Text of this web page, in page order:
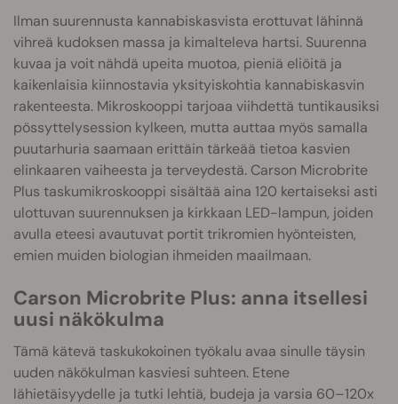
Ilman suurennusta kannabiskasvista erottuvat lähinnä
vihreä kudoksen massa ja kimalteleva hartsi. Suurenna
kuvaa ja voit nähdä upeita muotoa, pieniä eliöitä ja
kaikenlaisia kiinnostavia yksityiskohtia kannabiskasvin
rakenteesta. Mikroskooppi tarjoaa viihdettä tuntikausiksi
pössyttelysession kylkeen, mutta auttaa myös samalla
puutarhuria saamaan erittäin tärkeää tietoa kasvien
elinkaaren vaiheesta ja terveydestä. Carson Microbrite
Plus taskumikroskooppi sisältää aina 120 kertaiseksi asti
ulottuvan suurennuksen ja kirkkaan LED-lampun, joiden
avulla eteesi avautuvat portit trikromien hyönteisten,
emien muiden biologian ihmeiden maailmaan.
Carson Microbrite Plus: anna itsellesi
uusi näkökulma
Tämä kätevä taskukokoinen työkalu avaa sinulle täysin
uuden näkökulman kasviesi suhteen. Etene
lähietäisyydelle ja tutki lehtiä, budeja ja varsia 60–120x